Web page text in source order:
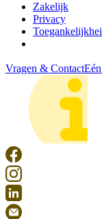
Zakelijk
Privacy
Vragen & Contact